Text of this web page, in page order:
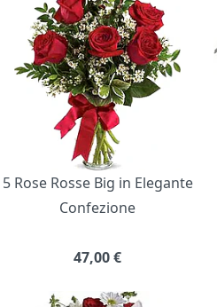
5 Rose Rosse Big in Elegante
Confezione
47,00€